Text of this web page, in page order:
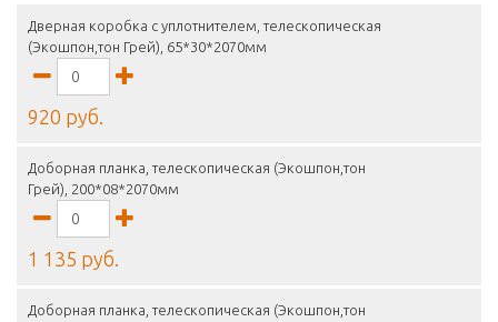
Дверная коробка с уплотнителем, телескопическая
(Экошпон,тон Грей), 65*30*2070мм
920 руб.
Доборная планка, телескопическая (Экошпон,тон
Грей), 200*08*2070мм
1 135 руб.
Доборная планка, телескопическая (Экошпон,тон